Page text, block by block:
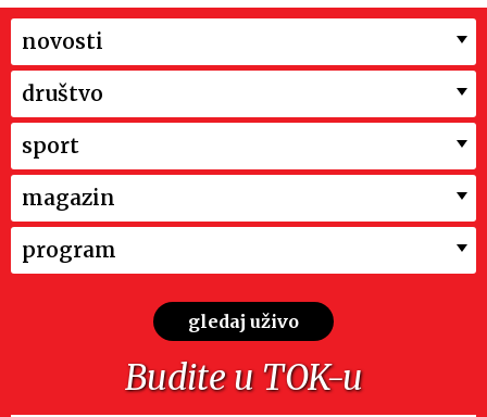
novosti
društvo
sport
magazin
program
gledaj uživo
Budite u TOK-u